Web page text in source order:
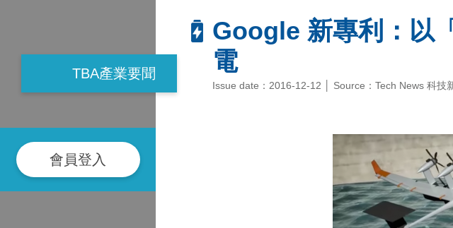
TBA產業要聞
會員登入
Google 新專利：以
電
Issue date：2016-12-12 │ Source：Tech News 科技